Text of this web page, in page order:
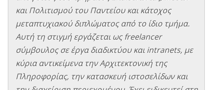
και Πολιτισμού του Παντείου και κάτοχος
μεταπτυχιακού διπλώματος από το ίδιο τμήμα.
Αυτή τη στιγμή εργάζεται ως freelancer
σύμβουλος σε έργα διαδικτύου και intranets, με
κύρια αντικείμενα την Αρχιτεκτονική της
Πληροφορίας, την κατασκευή ιστοσελίδων και